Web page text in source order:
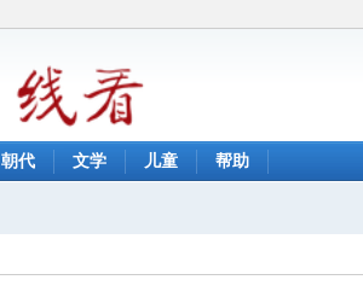
朝代 文学 儿童 帮助